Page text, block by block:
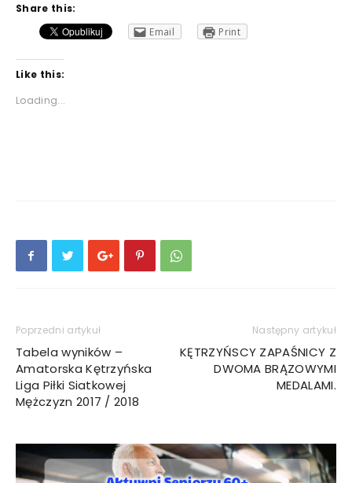
Share this:
Email
Print
Like this:
Loading...
Poprzedni artykuł
Tabela wyników –
Amatorska Kętrzyńska
Liga Piłki Siatkowej
Mężczyzn 2017 / 2018
Następny artykuł
KĘTRZYŃSCY ZAPAŚNICY Z
DWOMA BRĄZOWYMI
MEDALAMI.